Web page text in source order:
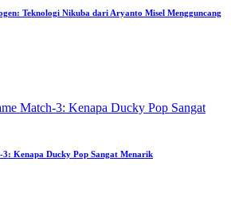
Teknologi Nikuba dari Aryanto Misel Mengguncang
Kenapa Ducky Pop Sangat Menarik